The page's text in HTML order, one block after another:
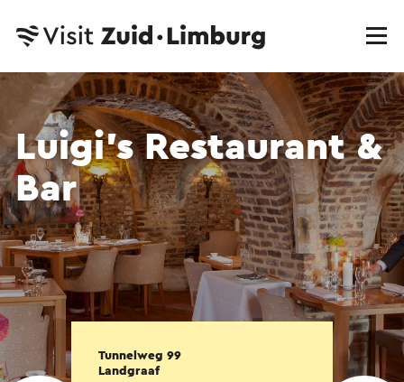
Luigi’s Restaurant &
Bar
Tunnelweg 99
Landgraaf